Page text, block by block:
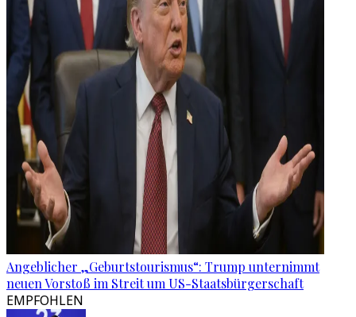
Angeblicher „Geburtstourismus“: Trump unternimmt
neuen Vorstoß im Streit um US-Staatsbürgerschaft
EMPFOHLEN